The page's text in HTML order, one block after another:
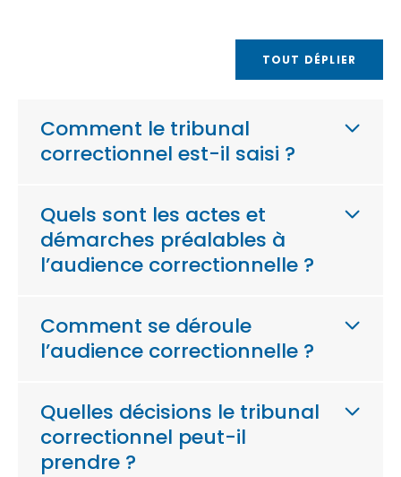
TOUT DÉPLIER
Comment le tribunal
correctionnel est-il saisi ?
Quels sont les actes et
démarches préalables à
l’audience correctionnelle ?
Comment se déroule
l’audience correctionnelle ?
Quelles décisions le tribunal
correctionnel peut-il
prendre ?